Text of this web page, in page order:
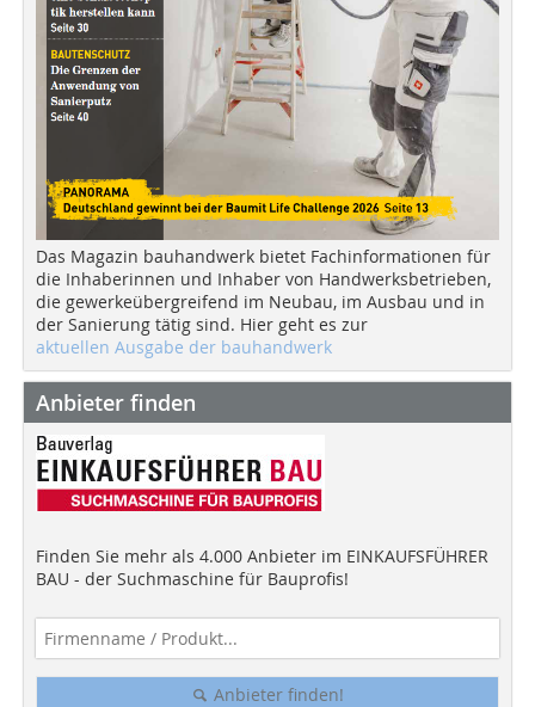
Das Magazin bauhandwerk bietet Fachinformationen für
die Inhaberinnen und Inhaber von Handwerksbetrieben,
die gewerkeübergreifend im Neubau, im Ausbau und in
der Sanierung tätig sind. Hier geht es zur
aktuellen Ausgabe der bauhandwerk
Anbieter finden
Finden Sie mehr als 4.000 Anbieter im EINKAUFSFÜHRER
BAU - der Suchmaschine für Bauprofis!
Anbieter finden!